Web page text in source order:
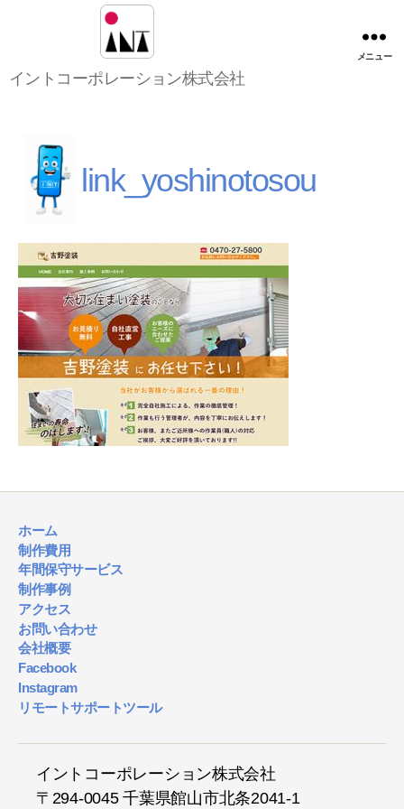
ン
レ
ョ
ン
株
式
会
社
イントコーポレーション株式会社
メニュー
link_yoshinotosou
ホーム
制作費用
年間保守サービス
制作事例
アクセス
お問い合わせ
会社概要
Facebook
Instagram
リモートサポートツール
イントコーポレーション株式会社
〒294-0045 千葉県館山市北条2041-1